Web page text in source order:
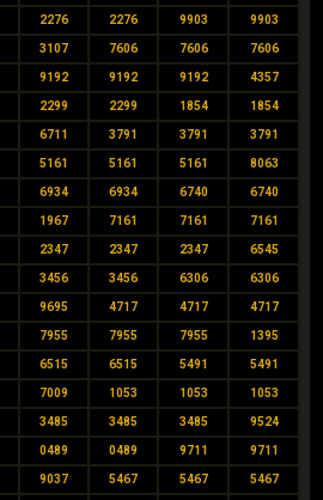
2276 2276 9903 9903
3107 7606 7606 7606
9192 9192 9192 4357
2299 2299 1854 1854
6711 3791 3791 3791
5161 5161 5161 8063
6934 6934 6740 6740
1967 7161 7161 7161
2347 2347 2347 6545
3456 3456 6306 6306
9695 4717 4717 4717
7955 7955 7955 1395
6515 6515 5491 5491
7009 1053 1053 1053
3485 3485 3485 9524
0489 0489 9711 9711
9037 5467 5467 5467